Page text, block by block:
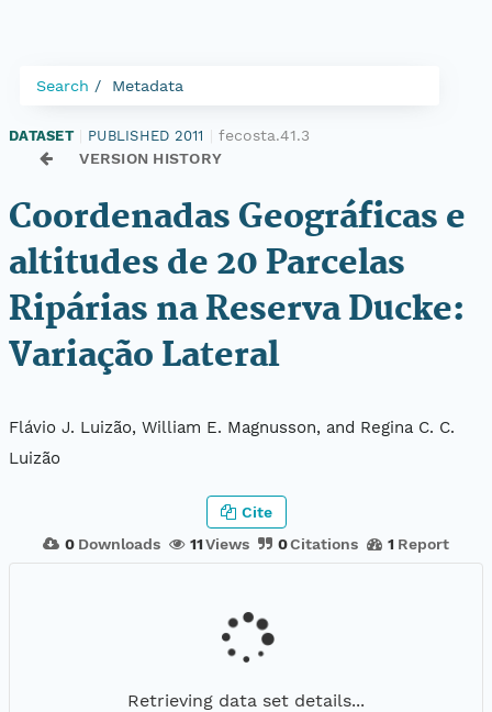
Search Metadata
DATASET PUBLISHED 2011
fecosta.41.3
VERSION HISTORY
Coordenadas Geográficas e
altitudes de 20 Parcelas
Ripárias na Reserva Ducke:
Variação Lateral
Flávio J. Luizão, William E. Magnusson, and Regina C. C.
Luizão
0 Downloads 11Views 0Citations 1 Report
Cite
Retrieving data set details...